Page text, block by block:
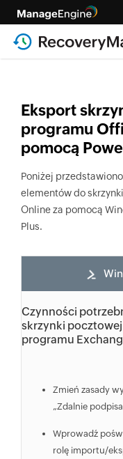
Eksport
programu
pomocą
Poniżej
elementów do
Online za pomocą
Plus.
Czynności
skrzynki
programu
Zmień zasady
„Zdalnie
Wprowadź
rolę importu/